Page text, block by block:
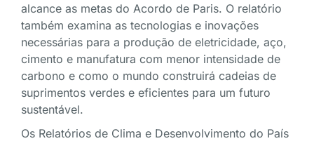
alcance as metas do Acordo de Paris. O relatório
também examina as tecnologias e inovações
necessárias para a produção de eletricidade, aço,
cimento e manufatura com menor intensidade de
carbono e como o mundo construirá cadeias de
suprimentos verdes e eficientes para um futuro
sustentável.
Os Relatórios de Clima e Desenvolvimento do País